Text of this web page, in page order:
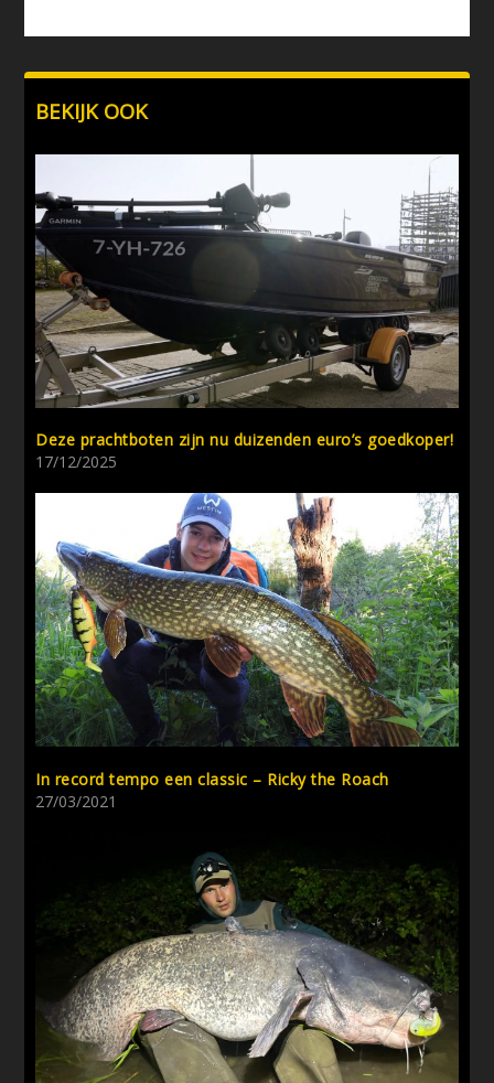
BEKIJK OOK
Deze prachtboten zijn nu duizenden euro’s goedkoper!
17/12/2025
In record tempo een classic – Ricky the Roach
27/03/2021